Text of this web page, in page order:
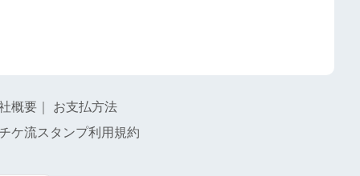
概要
お支払方法
ケ流スタンプ利用規約